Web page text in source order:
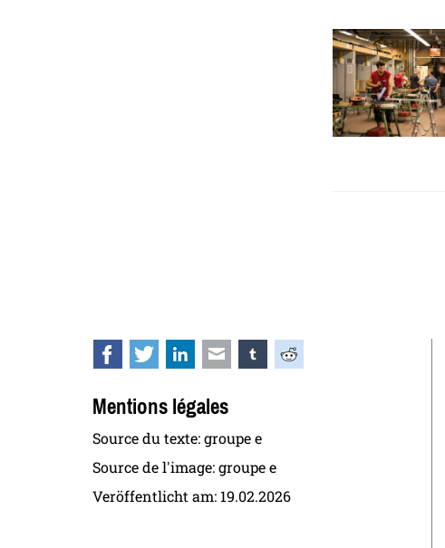
Facebook
TwitterLinkedInE-mail tumblrReddit
Mentions légales
Source du texte: groupe e
Source de l'image: groupe e
Veröffentlicht am: 19.02.2026